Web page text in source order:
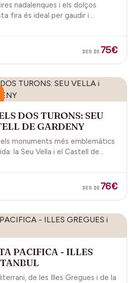
nadalenques i els dolços
fira és ideal per gaudir i
DES DE 75€
DOS TURONS: SEU
DE GARDENY
monuments més emblemàtics
la Seu Vella i el Castell de
DES DE 76€
PACIFICA - ILLES
de les Illes Gregues i de la